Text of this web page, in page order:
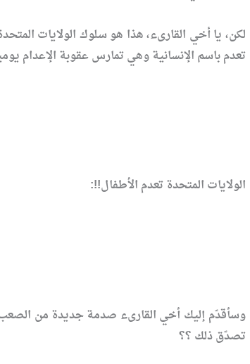
لكن، يا أخي القارىء، هذا هو سلوك الولايات
تعدم باسم الإنسانية وهي تمارس عقوبة الإعدام
الولايات المتحدة تعدم الأطفال!!:
وسأقدّم إليك أخي القارىء صدمة جديدة من الصعب
تصدّق ذلك ؟؟